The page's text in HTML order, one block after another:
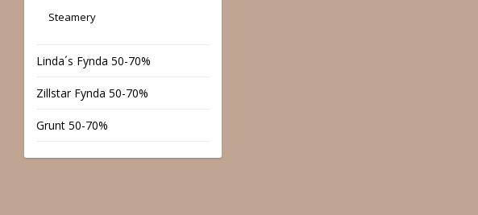
Steamery
Linda´s Fynda 50-70%
Zillstar Fynda 50-70%
Grunt 50-70%